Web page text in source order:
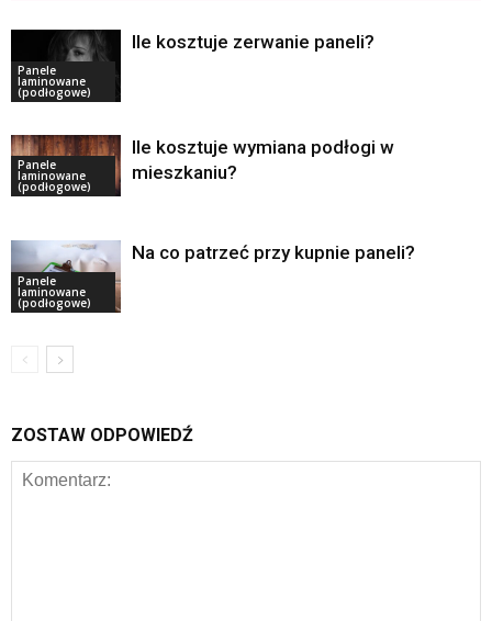
Panele
laminowane
(podłogowe)
Ile kosztuje zerwanie paneli?
Panele
laminowane
(podłogowe)
Ile kosztuje wymiana podłogi w
mieszkaniu?
Panele
laminowane
(podłogowe)
Na co patrzeć przy kupnie paneli?
ZOSTAW ODPOWIEDŹ